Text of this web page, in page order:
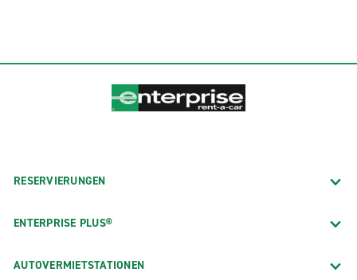
RESERVIERUNGEN
ENTERPRISE PLUS®
AUTOVERMIETSTATIONEN